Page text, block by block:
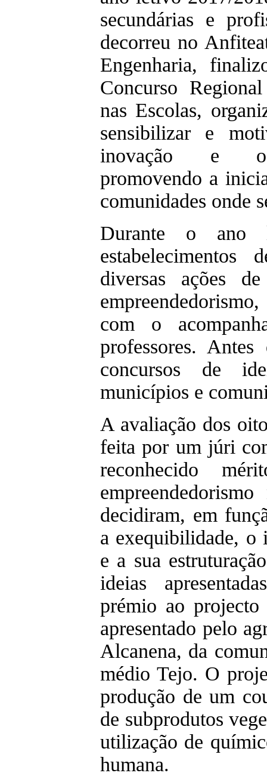
secundárias e
decorreu no
Engenharia,
Concurso
nas Escolas,
sensibilizar e
inovação e o
promovendo a
comunidades onde
Durante o ano
estabelecimentos
diversas ações
com o
professores.
concursos de
municípios e
A avaliação dos
feita por um júri
reconhecido
decidiram, em
a exequibilidade, o
e a sua
ideias
prémio ao projecto
apresentado pelo
Alcanena, da
médio Tejo. O
produção de um
de subprodutos
utilização de
humana.